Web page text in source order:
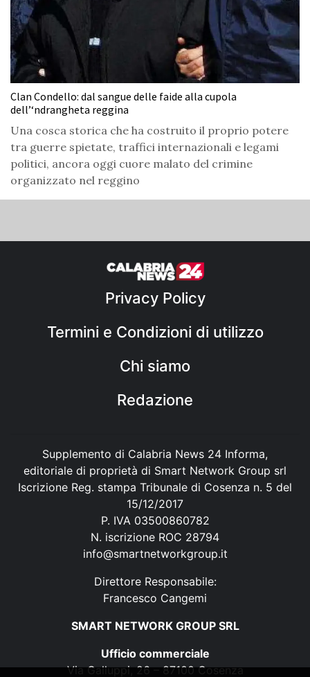
Clan Condello: dal sangue delle faide alla cupola
dell’‘ndrangheta reggina
Una cosca storica che ha costruito il proprio potere
tra guerre spietate, traffici internazionali e legami
politici, ancora oggi cuore malato del crimine
organizzato nel reggino
Privacy Policy
Termini e Condizioni di utilizzo
Chi siamo
Redazione
Supplemento di Calabria News 24 Informa,
editoriale di proprietà di Smart Network Group srl
Iscrizione Reg. stampa Tribunale di Cosenza n. 5 del
15/12/2017
P. IVA 03500860782
N. iscrizione ROC 28794
info@smartnetworkgroup.it
Direttore Responsabile:
Francesco Cangemi
SMART NETWORK GROUP SRL
Ufficio commerciale
Via Galluppi, 26 – 87100 Cosenza